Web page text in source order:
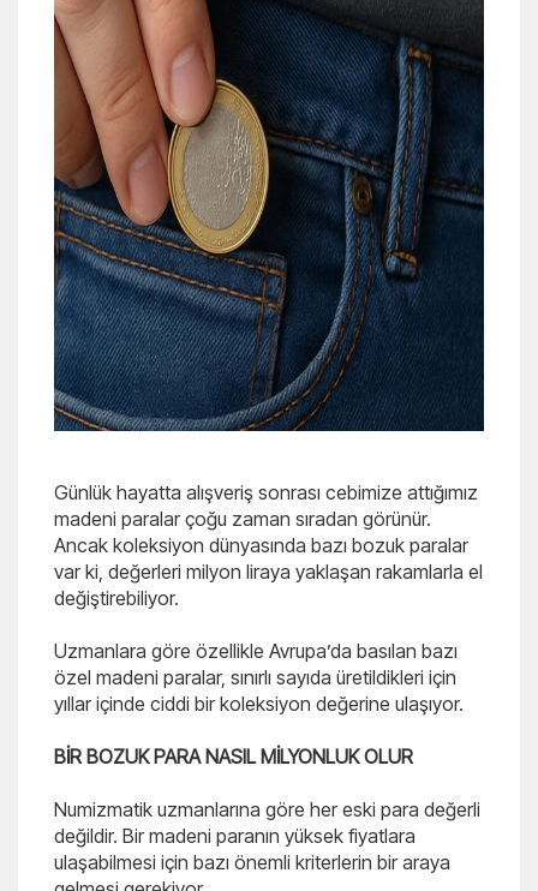
Günlük hayatta alışveriş sonrası cebimize attığımız
madeni paralar çoğu zaman sıradan görünür.
Ancak koleksiyon dünyasında bazı bozuk paralar
var ki, değerleri milyon liraya yaklaşan rakamlarla el
değiştirebiliyor.
Uzmanlara göre özellikle Avrupa’da basılan bazı
özel madeni paralar, sınırlı sayıda üretildikleri için
yıllar içinde ciddi bir koleksiyon değerine ulaşıyor.
BİR BOZUK PARA NASIL MİLYONLUK OLUR
Numizmatik uzmanlarına göre her eski para değerli
değildir. Bir madeni paranın yüksek fiyatlara
ulaşabilmesi için bazı önemli kriterlerin bir araya